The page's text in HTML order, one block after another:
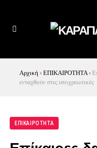
Αρχική › ΕΠΙΚΑΙΡΟΤΗΤΑ ›
ενταχθούν στις υποχρεωτικές
ΕΠΙΚΑΙΡΟΤΗΤΑ